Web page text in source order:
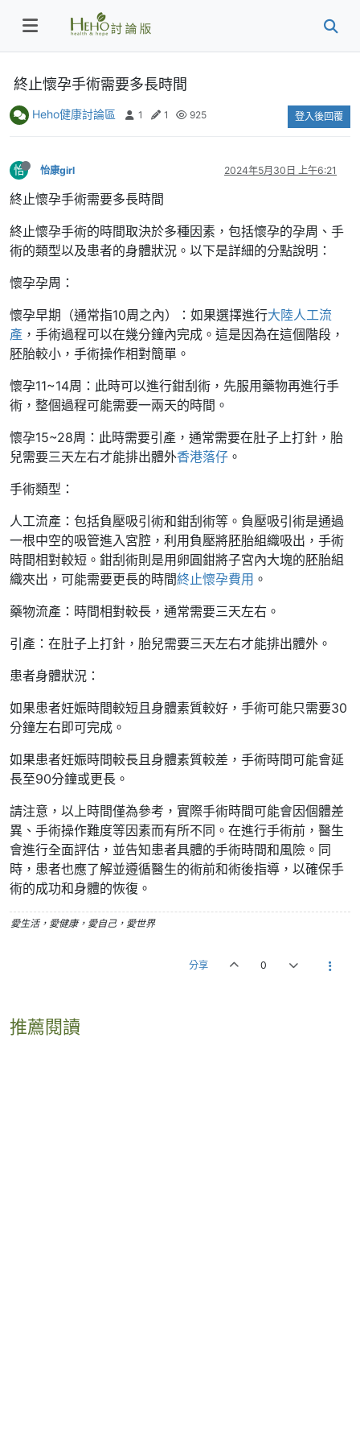
終止懷孕手術需要多長時間
Heho健康討論區 1 1 925 登入後回覆
怡 怡康girl 2024年5月30日 上午6:21
終止懷孕手術需要多長時間
終止懷孕手術的時間取決於多種因素，包括懷孕的孕周、手
術的類型以及患者的身體狀況。以下是詳細的分點說明：
懷孕孕周：
懷孕早期（通常指10周之內）：如果選擇進行大陸人工流
產 ，手術過程可以在幾分鐘內完成。這是因為在這個階段，
胚胎較小，手術操作相對簡單。
懷孕11~14周：此時可以進行鉗刮術，先服用藥物再進行手
術，整個過程可能需要一兩天的時間。
懷孕15~28周：此時需要引產，通常需要在肚子上打針，胎
兒需要三天左右才能排出體外香港落仔 。
手術類型：
人工流產：包括負壓吸引術和鉗刮術等。負壓吸引術是通過
一根中空的吸管進入宮腔，利用負壓將胚胎組織吸出，手術
時間相對較短。鉗刮術則是用卵圓鉗將子宮內大塊的胚胎組
織夾出，可能需要更長的時間終止懷孕費用 。
藥物流產：時間相對較長，通常需要三天左右。
引產：在肚子上打針，胎兒需要三天左右才能排出體外。
患者身體狀況：
如果患者妊娠時間較短且身體素質較好，手術可能只需要30
分鐘左右即可完成。
如果患者妊娠時間較長且身體素質較差，手術時間可能會延
長至90分鐘或更長。
請注意，以上時間僅為參考，實際手術時間可能會因個體差
異、手術操作難度等因素而有所不同。在進行手術前，醫生
會進行全面評估，並告知患者具體的手術時間和風險。同
時，患者也應了解並遵循醫生的術前和術後指導，以確保手
術的成功和身體的恢復。
愛生活，愛健康，愛自己，愛世界
分享 0
推薦閱讀